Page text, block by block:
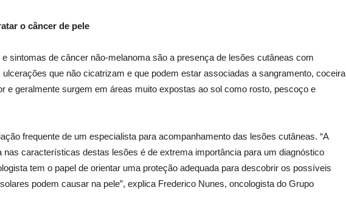
o câncer de pele
sintomas de câncer não-melanoma são a presença de lesões cutâneas com
que não cicatrizam e que podem estar associadas a sangramento, coceira
e geralmente surgem em áreas muito expostas ao sol como rosto, pescoço e
frequente de um especialista para acompanhamento das lesões cutâneas. “A
nas características destas lesões é de extrema importância para um diagnóstico
tem o papel de orientar uma proteção adequada para descobrir os possíveis
podem causar na pele”, explica Frederico Nunes, oncologista do Grupo